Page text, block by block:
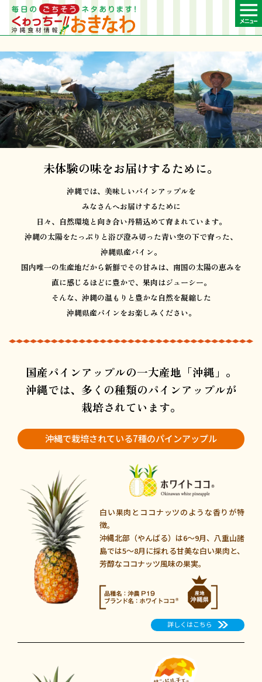
未体験の味をお届けするために。
沖縄では、美味しいパインアップルを
みなさんへお届けするために
日々、自然環境と向き合い丹精込めて育まれています。
沖縄の太陽をたっぷりと浴び澄み切った青い空の下で育った、
沖縄県産パイン。
国内唯一の生産地だから新鮮でその甘みは、 南国の太陽の恵みを
直に感じるほどに豊かで、 果肉はジューシー。
そんな、沖縄の温もりと豊かな自然を凝縮した
沖縄県産パインをお楽しみください。
国産パインアップルの一大産地「沖縄」。
沖縄では、 多くの種類のパインアップルが
栽培されています。
沖縄で栽培されている7種のパインアップル
白い果肉とココナッツのような香りが特
徴。
沖縄北部（やんばる）は6～9月、 八重山諸
島では5～8月に採れる甘美な白い果肉と、
芳醇なココナッツ風味の果実。
詳しくはこちら